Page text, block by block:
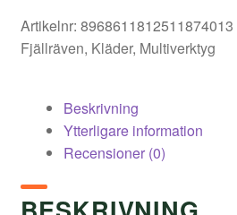
Artikelnr: 8968611812511874013
Fjällräven, Kläder, Multiverktyg
Beskrivning
Ytterligare information
Recensioner (0)